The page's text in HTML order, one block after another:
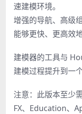
速建模环境。
增强的导航、高级
能够更快、更高效
建模器的工具与
建模过程提升到一
注意：此版本至少
FX、Education、